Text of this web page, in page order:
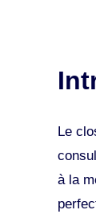
Le
à la